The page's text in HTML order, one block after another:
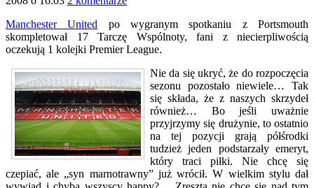
Manchester United po wygranym spotkaniu z Portsmouth
skompletował 17 Tarczę Wspólnoty, fani z niecierpliwością
oczekują 1 kolejki Premier League.
Nie da się ukryć, że do rozpoczęcia
sezonu pozostało niewiele… Tak
się składa, że z naszych skrzydeł
również… Bo jeśli uważnie
przyjrzymy się drużynie, to ostatnio
na tej pozycji grają półśrodki
tudzież jeden podstarzały emeryt,
który traci piłki. Nie chcę się
czepiać, ale „syn marnotrawny” już wrócił. W wielkim stylu dał